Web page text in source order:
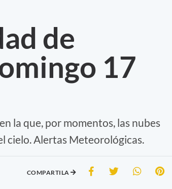
de
17
la que, por momentos, las nubes
cielo. Alertas Meteorológicas.
COMPARTILA